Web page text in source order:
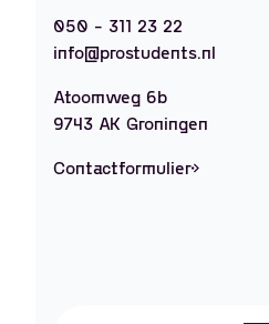
050 - 311 23 22
info@prostudents.nl
Atoomweg 6b
9743 AK Groningen
Contactformulier